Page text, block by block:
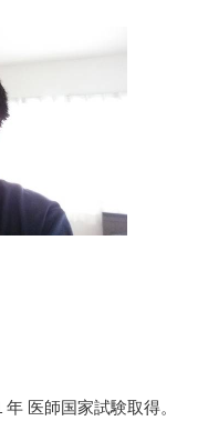
医師国家試験取得。